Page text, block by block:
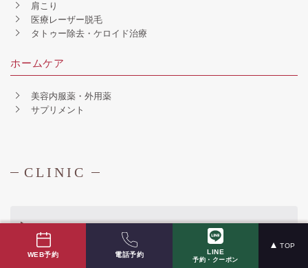
WEB予約 電話予約 LINE
予約・クーポン
TOP
肩こり
医療レーザー脱毛
タトゥー除去・ケロイド治療
ホームケア
美容内服薬・外用薬
サプリメント
CLINIC
都内